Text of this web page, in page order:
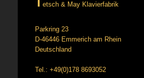
etsch & May Klavierfabrik
Parkring 23
D-46446 Emmerich am Rhein
Deutschland
Tel.: +49(0)178 8693052